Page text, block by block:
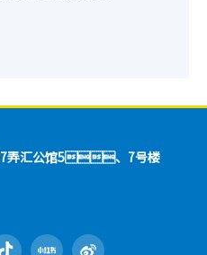
弄汇公馆5、7号楼